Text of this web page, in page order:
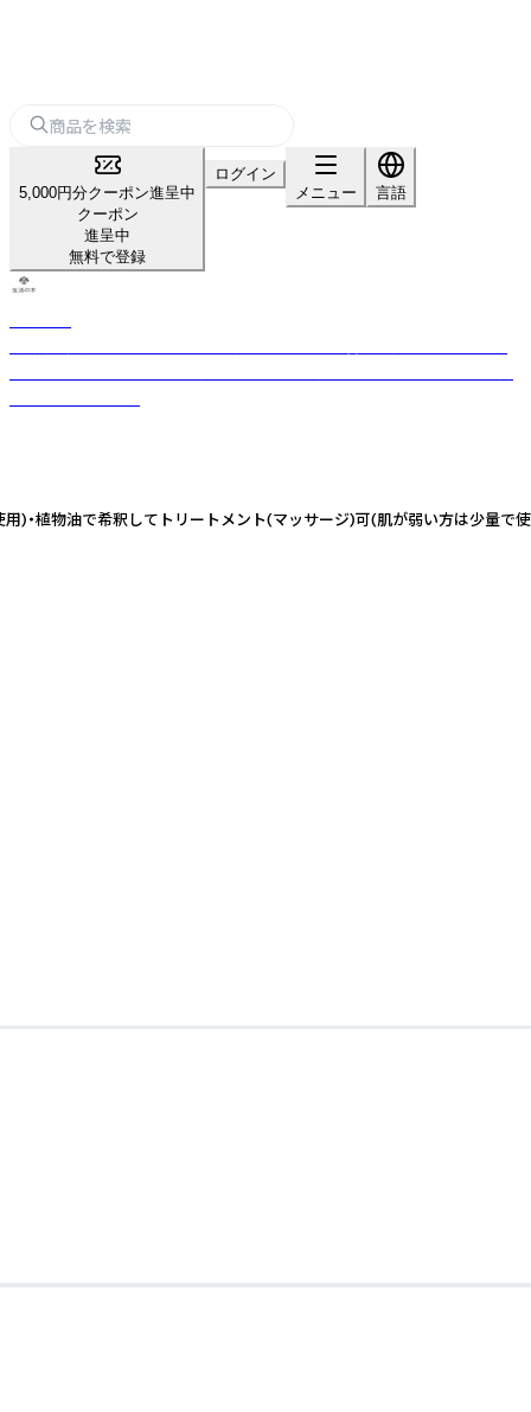
5,000円分クーポン進呈中
クーポン
進呈中
無料で登録
ログイン
メニュー
言語
)・植物油で希釈してトリートメント(マッサージ)可(肌が弱い方は少量で